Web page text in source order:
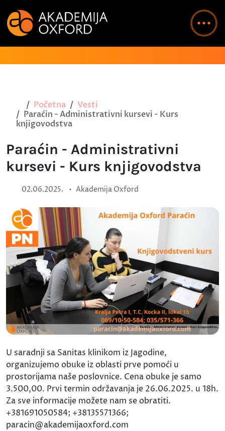
Početna
Vesti
Paraćin - Administrativni kursevi - Kurs
knjigovodstva
Paraćin - Administrativni
kursevi - Kurs knjigovodstva
02.06.2025. • Akademija Oxford
U saradnji sa Sanitas klinikom iz Jagodine,
organizujemo obuke iz oblasti prve pomoći u
prostorijama naše poslovnice. Cena obuke je samo
3.500,00. Prvi termin održavanja je 26.06.2025. u 18h.
Za sve informacije možete nam se obratiti.
+381691050584; +38135571366;
paracin@akademijaoxford.com